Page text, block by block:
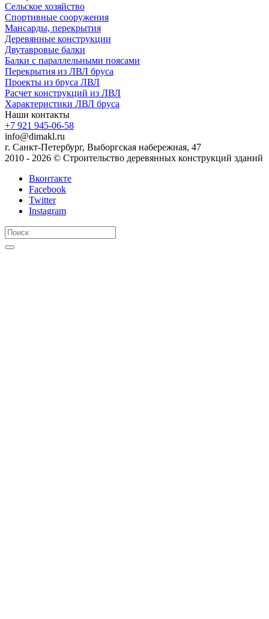
Сельское хозяйство
Спортивные сооружения
Мансарды, перекрытия
Деревянные конструкции
Двутавровые балки
Балки с параллельными поясами
Перекрытия из ЛВЛ бруса
Проекты из бруса ЛВЛ
Расчет конструкций из ЛВЛ
Xарактеристики ЛВЛ бруса
Наши контакты
+7 921 945-06-58
info@dimakl.ru
г. Санкт-Петербург, Выборгская набережная, 47
2010 - 2026 © Строительство деревянных конструкций зданий
Вконтакте
Facebook
Twitter
Instagram